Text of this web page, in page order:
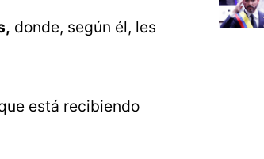
donde, según él, les
está recibiendo